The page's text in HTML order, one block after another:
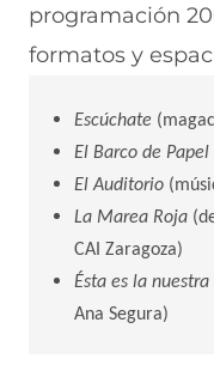
programación
formatos y
Escúchate
El Barco de Papel
El Auditorio
La Marea Roja
CAI Zaragoza)
Ésta es la nuestra
Ana Segura)